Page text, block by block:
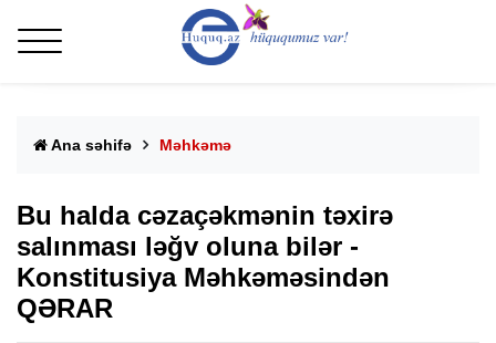
Ana səhifə Məhkəmə
Bu halda cəzaçəkmənin təxirə
salınması ləğv oluna bilər -
Konstitusiya Məhkəməsindən
QƏRAR